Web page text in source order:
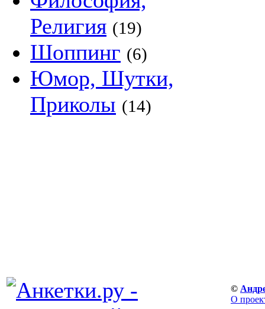
Религия (19)
Шоппинг (6)
Юмор, Шутки,
Приколы (14)
©
О